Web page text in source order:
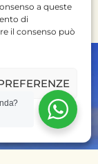
a queste
di
il consenso può